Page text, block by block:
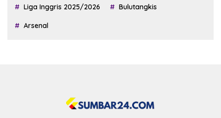
Liga Inggris 2025/2026 Bulutangkis
Arsenal